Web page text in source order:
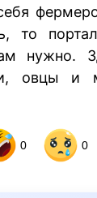
то
нужно.
овцы и
0 0